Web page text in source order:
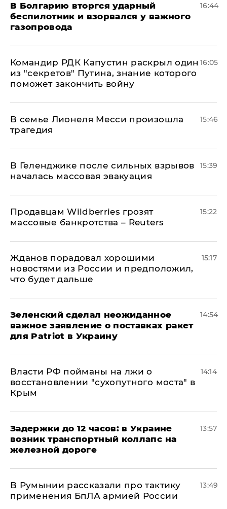
В Болгарию вторгся ударный
беспилотник и взорвался у важного
газопровода
16:44
Командир РДК Капустин раскрыл один
из "секретов" Путина, знание которого
поможет закончить войну
16:05
В семье Лионеля Месси произошла
трагедия
15:46
В Геленджике после сильных взрывов
началась массовая эвакуация
15:39
Продавцам Wildberries грозят
массовые банкротства – Reuters
15:22
Жданов порадовал хорошими
новостями из России и предположил,
что будет дальше
15:17
Зеленский сделал неожиданное
важное заявление о поставках ракет
для Patriot в Украину
14:54
Власти РФ пойманы на лжи о
восстановлении "сухопутного моста" в
Крым
14:14
Задержки до 12 часов: в Украине
возник транспортный коллапс на
железной дороге
13:57
В Румынии рассказали про тактику
применения БпЛА армией России
13:49